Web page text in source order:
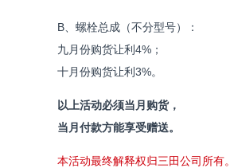
B、螺栓总成（不分型号）：
九月份购货让利4%；
十月份购货让利3%。
以上活动必须当月购货，
当月付款方能享受赠送。
本活动最终解释权归三田公司所有。